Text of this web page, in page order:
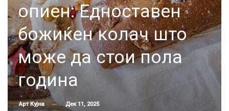
опиен: Едноставен
божиќен колач што
може да стои пола
година
Арт Кујна Дек 11, 2025